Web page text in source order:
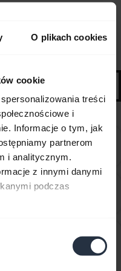
O plikach cookies
cookie
treści
i
Informacje o tym, jak
partnerom
i analitycznym.
z innymi danymi
podczas
na początek
cable as an
parowanie nie
chevron_right